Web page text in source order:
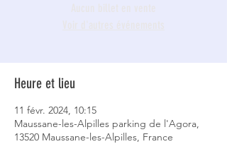
Heure et lieu
11 févr. 2024, 10:15
Maussane-les-Alpilles parking de l'Agora,
13520 Maussane-les-Alpilles, France